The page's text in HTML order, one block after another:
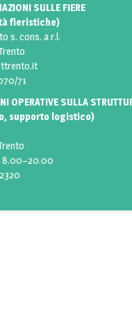
SULLE FIERE
fieristiche)
s. cons. a r.l.
71
OPERATIVE SULLA
supporto logistico)
8.00–20.00